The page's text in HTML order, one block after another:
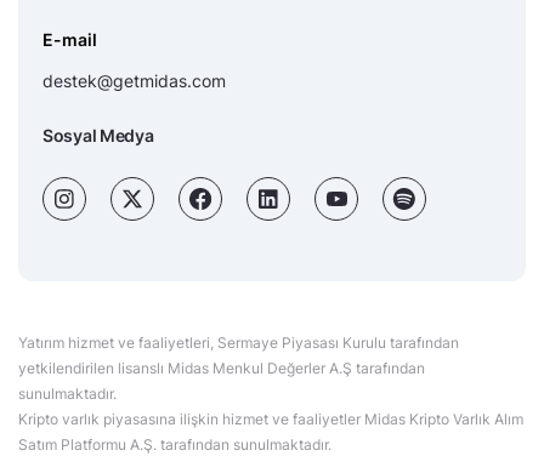
E-mail
destek@getmidas.com
Sosyal Medya
Yatırım hizmet ve faaliyetleri, Sermaye Piyasası Kurulu tarafından
yetkilendirilen lisanslı Midas Menkul Değerler A.Ş tarafından
sunulmaktadır.
Kripto varlık piyasasına ilişkin hizmet ve faaliyetler Midas Kripto Varlık Alım
Satım Platformu A.Ş. tarafından sunulmaktadır.